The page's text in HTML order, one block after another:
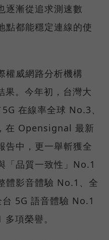
逐漸從追求測速數
點都能穩定連線的使
權威網路分析機構
。今年初，台灣大
在線率全球 No.3、
在 Opensignal 最新
告中，更一舉斬獲全
「品質一致性」No.1
體影音體驗 No.1、全
5G 語音體驗 No.1
項榮譽。